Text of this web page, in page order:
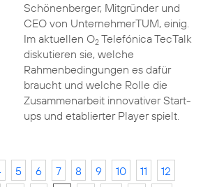
Schönenberger, Mitgründer und
CEO von UnternehmerTUM, einig.
Im aktuellen O2Telefónica TecTalk
diskutieren sie, welche
Rahmenbedingungen es dafür
braucht und welche Rolle die
Zusammenarbeit innovativer Start-
ups und etablierter Player spielt.
5 6 7 8 9 10 11
12